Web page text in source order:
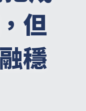
但
穩